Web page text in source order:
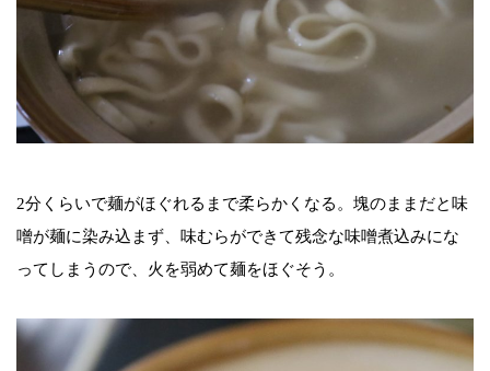
2分くらいで麺がほぐれるまで柔らかくなる。塊のままだと味
噌が麺に染み込まず、味むらができて残念な味噌煮込みにな
ってしまうので、火を弱めて麺をほぐそう。